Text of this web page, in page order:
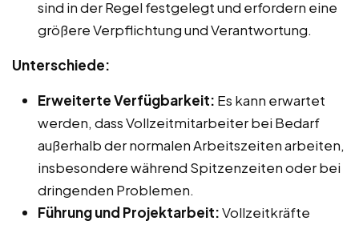
sind in der Regel festgelegt und erfordern eine
größere Verpflichtung und Verantwortung.
Unterschiede:
Erweiterte Verfügbarkeit: Es kann erwartet
werden, dass Vollzeitmitarbeiter bei Bedarf
außerhalb der normalen Arbeitszeiten arbeiten,
insbesondere während Spitzenzeiten oder bei
dringenden Problemen.
Führung und Projektarbeit:Vollzeitkräfte